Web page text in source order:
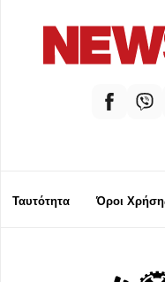
Ταυτότητα Όροι